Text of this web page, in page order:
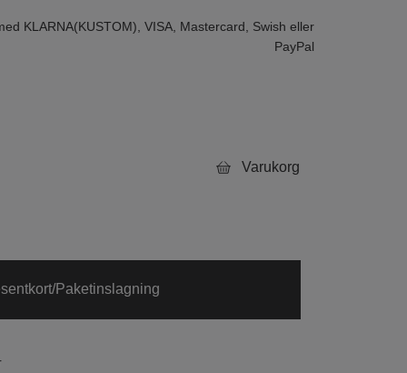
KLARNA(KUSTOM), VISA, Mastercard, Swish eller
PayPal
Varukorg
Paketinslagning